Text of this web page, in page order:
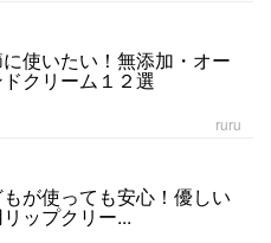
使いたい！無添加・オー
クリーム１２選
ruru
が使っても安心！優しい
ップクリー...